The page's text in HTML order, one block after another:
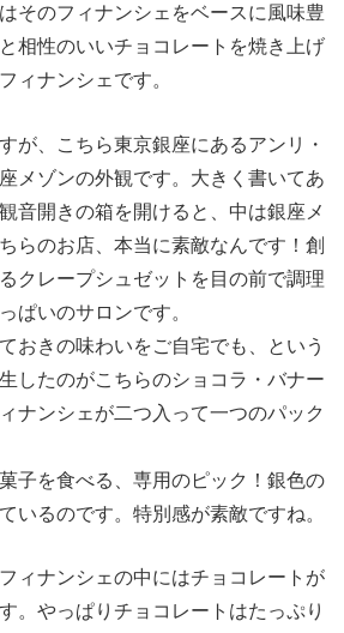
そのフィナンシェをベースに風味豊
相性のいいチョコレートを焼き上げ
ィナンシェです。
が、こちら東京銀座にあるアンリ・
メゾンの外観です。大きく書いてあ
音開きの箱を開けると、中は銀座メ
らのお店、本当に素敵なんです！創
クレープシュゼットを目の前で調理
ぱいのサロンです。
おきの味わいをご自宅でも、という
したのがこちらのショコラ・バナー
ナンシェが二つ入って一つのパック
子を食べる、専用のピック！銀色の
いるのです。特別感が素敵ですね。
ィナンシェの中にはチョコレートが
。やっぱりチョコレートはたっぷり